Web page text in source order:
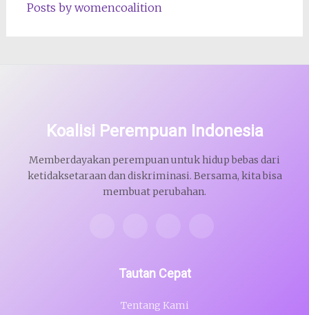
Posts by womencoalition
Koalisi Perempuan Indonesia
Memberdayakan perempuan untuk hidup bebas dari
ketidaksetaraan dan diskriminasi. Bersama, kita bisa
membuat perubahan.
Tautan Cepat
Tentang Kami